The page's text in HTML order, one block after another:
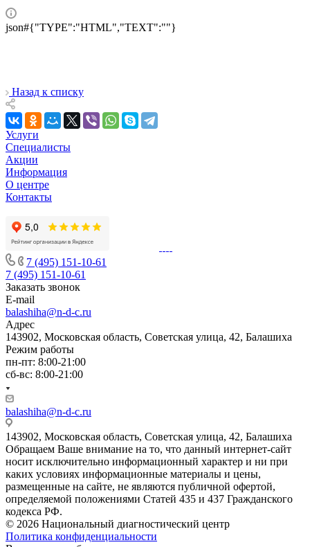
json#{"TYPE":"HTML","TEXT":""}
Назад к списку
Услуги
Специалисты
Акции
Информация
О центре
Контакты
7 (495) 151-10-61
7 (495) 151-10-61
Заказать звонок
E-mail
balashiha@n-d-c.ru
Адрес
143902, Московская область, Советская улица, 42, Балашиха
Режим работы
пн-пт: 8:00-21:00
сб-вс: 8:00-21:00
balashiha@n-d-c.ru
143902, Московская область, Советская улица, 42, Балашиха
Обращаем Ваше внимание на то, что данный интернет-сайт
носит исключительно информационный характер и ни при
каких условиях информационные материалы и цены,
размещенные на сайте, не являются публичной офертой,
определяемой положениями Статей 435 и 437 Гражданского
кодекса РФ.
© 2026 Национальный диагностический центр
Политика конфиденциальности